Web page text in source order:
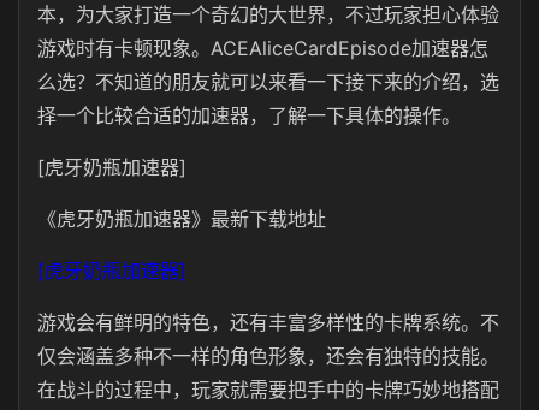
本，为大家打造一个奇幻的大世界，不过玩家担心体验
游戏时有卡顿现象。ACEAliceCardEpisode加速器怎
么选？不知道的朋友就可以来看一下接下来的介绍，选
择一个比较合适的加速器，了解一下具体的操作。
[虎牙奶瓶加速器]
《虎牙奶瓶加速器》最新下载地址
[虎牙奶瓶加速器]
游戏会有鲜明的特色，还有丰富多样性的卡牌系统。不
仅会涵盖多种不一样的角色形象，还会有独特的技能。
在战斗的过程中，玩家就需要把手中的卡牌巧妙地搭配